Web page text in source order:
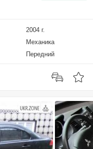
2004 г.
Механика
Передний